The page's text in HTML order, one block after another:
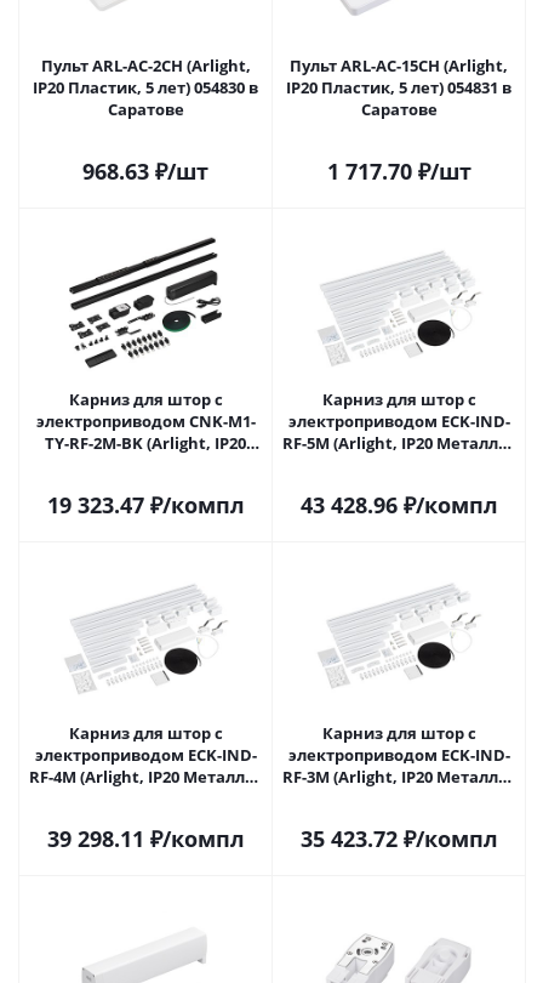
Пульт ARL-AC-2CH (Arlight,
IP20 Пластик, 5 лет) 054830 в
Саратове
968.63 ₽/шт
Пульт ARL-AC-15CH (Arlight,
IP20 Пластик, 5 лет) 054831 в
Саратове
1 717.70₽/шт
Карниз для штор с
электроприводом CNK-M1-
TY-RF-2M-BK (Arlight, IP20
19 323.47₽/компл
Карниз для штор с
электроприводом ECK-IND-
RF-5M (Arlight, IP20 Металл, 3
43 428.96₽/компл
Карниз для штор с
электроприводом ECK-IND-
RF-4M (Arlight, IP20 Металл, 3
39 298.11 ₽/компл
Карниз для штор с
электроприводом ECK-IND-
RF-3M (Arlight, IP20 Металл, 3
35 423.72₽/компл